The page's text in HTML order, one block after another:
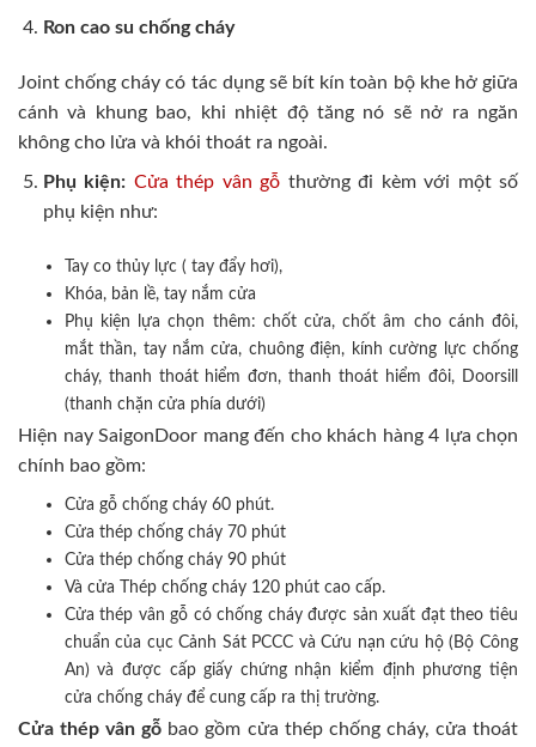
Ron cao su chống cháy
Joint chống cháy có tác dụng sẽ bít kín toàn bộ khe hở giữa
cánh và khung bao, khi nhiệt độ tăng nó sẽ nở ra ngăn
không cho lửa và khói thoát ra ngoài.
Phụ kiện: Cửa thép vân gỗ thường đi kèm với một số
phụ kiện như:
Tay co thủy lực ( tay đẩy hơi),
Khóa, bản lề, tay nắm cửa
Phụ kiện lựa chọn thêm: chốt cửa, chốt âm cho cánh đôi,
mắt thần, tay nắm cửa, chuông điện, kính cường lực chống
cháy, thanh thoát hiểm đơn, thanh thoát hiểm đôi, Doorsill
(thanh chặn cửa phía dưới)
Hiện nay SaigonDoor mang đến cho khách hàng 4 lựa chọn
chính bao gồm:
Cửa gỗ chống cháy 60 phút.
Cửa thép chống cháy 70 phút
Cửa thép chống cháy 90 phút
Và cửa Thép chống cháy 120 phút cao cấp.
Cửa thép vân gỗ có chống cháy được sản xuất đạt theo tiêu
chuẩn của cục Cảnh Sát PCCC và Cứu nạn cứu hộ (Bộ Công
An) và được cấp giấy chứng nhận kiểm định phương tiện
cửa chống cháy để cung cấp ra thị trường.
Cửa thép vân gỗ bao gồm cửa thép chống cháy, cửa thoát